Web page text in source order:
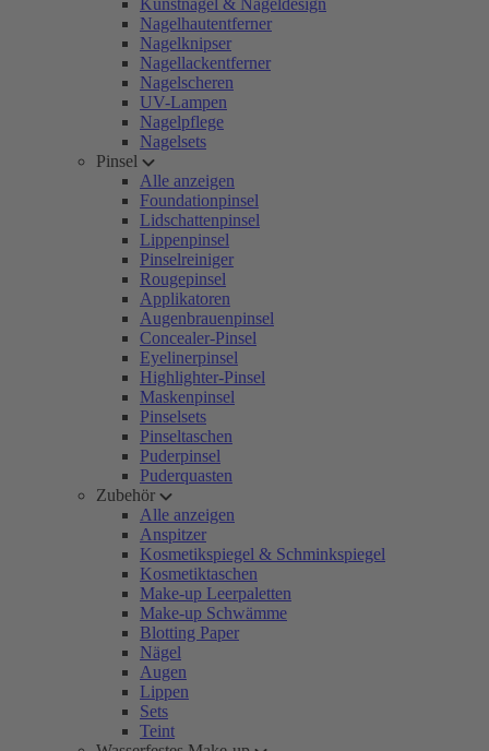
Kunstnägel & Nageldesign
Nagelhautentferner
Nagelknipser
Nagellackentferner
Nagelscheren
UV-Lampen
Nagelpflege
Nagelsets
Pinsel
Alle anzeigen
Foundationpinsel
Lidschattenpinsel
Lippenpinsel
Pinselreiniger
Rougepinsel
Applikatoren
Augenbrauenpinsel
Concealer-Pinsel
Eyelinerpinsel
Highlighter-Pinsel
Maskenpinsel
Pinselsets
Pinseltaschen
Puderpinsel
Puderquasten
Zubehör
Alle anzeigen
Anspitzer
Kosmetikspiegel & Schminkspiegel
Kosmetiktaschen
Make-up Leerpaletten
Make-up Schwämme
Blotting Paper
Nägel
Augen
Lippen
Sets
Teint